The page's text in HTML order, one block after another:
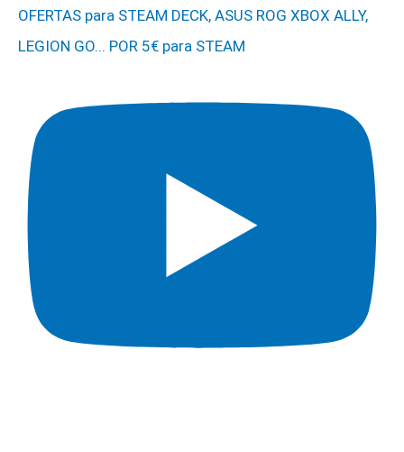
OFERTAS para STEAM DECK, ASUS ROG XBOX ALLY,
LEGION GO... POR 5€ para STEAM